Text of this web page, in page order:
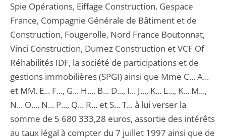
Spie Opérations, Eiffage Construction, Gespace
France, Compagnie Générale de Bâtiment et de
Construction, Fougerolle, Nord France Boutonnat,
Vinci Construction, Dumez Construction et VCF Of
Réhabilités IDF, la société de participations et de
gestions immobilières (SPGI) ainsi que Mme C... A...
et MM. E... F..., G... H..., B... D..., I... J..., K... L..., K... M...,
N... O..., N... P..., Q... R... et S... T... à lui verser la
somme de 5 680 333,28 euros, assortie des intérêts
au taux légal à compter du 7 juillet 1997 ainsi que de